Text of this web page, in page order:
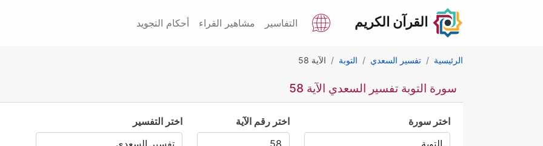
القرآن الكريم التفاسير مشاهير القراء أحكام التجويد
الرئيسية تفسير السعدي التوبة الآية 58
سورة التوبة تفسير السعدي الآية 58
اختر سورة اختر رقم الآية اختر التفسير